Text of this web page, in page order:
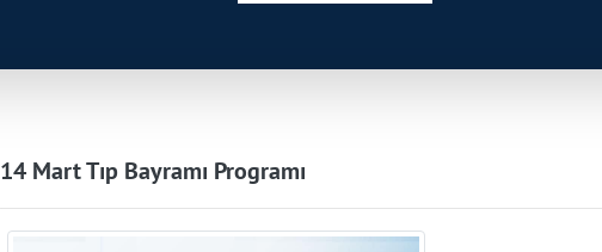
14 Mart Tıp Bayramı Programı